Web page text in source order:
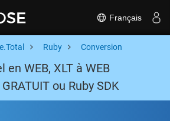
Français
Ruby Conversion
en WEB, XLT à WEB
ou Ruby SDK